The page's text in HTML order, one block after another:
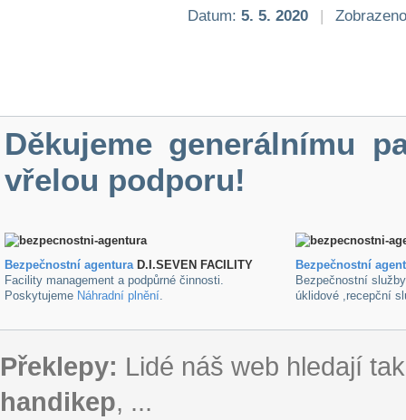
Datum: 5. 5. 2020 |
Děkujeme generálnímu
vřelou podporu!
Bezpečnostní agenturaD.I.SEVEN FACILITY
Facility management a podpůrné činnosti.
Poskytujeme Náhradní plnění.
Bezpečnostní
Bezpečnostní
úklidové ,recepční
Překlepy: Lidé náš web hledají
handikep, ...